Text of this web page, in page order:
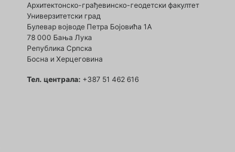
Архитектонско-грађевинско-геодетски факултет
Универзитетски град
Булевар војводе Петра Бојовића 1A
78 000 Бања Лука
Република Српска
Босна и Херцеговина
Тел. централа: +387 51 462 616